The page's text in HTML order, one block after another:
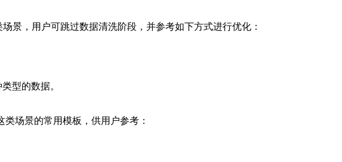
景，用户可跳过数据清洗阶段，并参考如下方式进行优化：
型的数据。
场景的常用模板，供用户参考：